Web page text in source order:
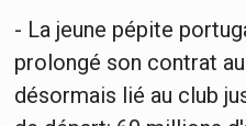
- La jeune pépite
prolongé son contrat au
désormais lié au club